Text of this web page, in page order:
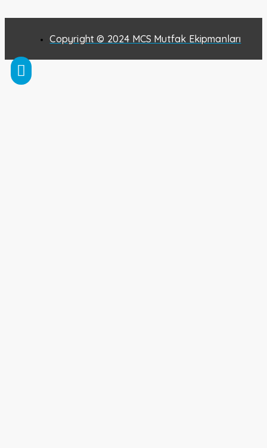
Copyright © 2024 MCS Mutfak Ekipmanları